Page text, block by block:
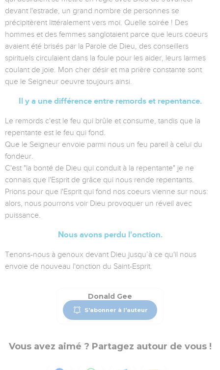
devant l'estrade, un grand nombre de personnes se
précipitèrent littéralement vers moi. Quelle soirée ! Des
hommes et des femmes sanglotaient parce que leurs coeurs
avaient été brisés par la Parole de Dieu, des conseillers
spirituels circulaient dans la foule pour les aider, leurs larmes
coulant de joie. Mon cher désir et ma prière constante sont
que le Seigneur oeuvre toujours ainsi.
Il y a une différence entre remords et repentance.
Le remords c'est le feu qui brûle et consume, tandis que la
repentante est le feu qui fond.
Que le Seigneur envoie parmi nous un feu pareil à celui du
fondeur.
C'est "la bonté de Dieu qui conduit à la repentante" je ne
connais que l'Esprit de grâce qui nous rende repentants.
Prions pour que l'Esprit qui fond nos coeurs vienne sur nous:
alors, nous pourrons voir Dieu provoquer un réveil avec
puissance.
Nous avons perdu l'onction.
Tenons-nous à genoux devant Dieu jusqu’à ce qu'il nous
envoie de nouveau l'onction du Saint-Esprit.
Donald Gee
S'abonner à l'auteur
Vous avez aimé ? Partagez autour de vous !